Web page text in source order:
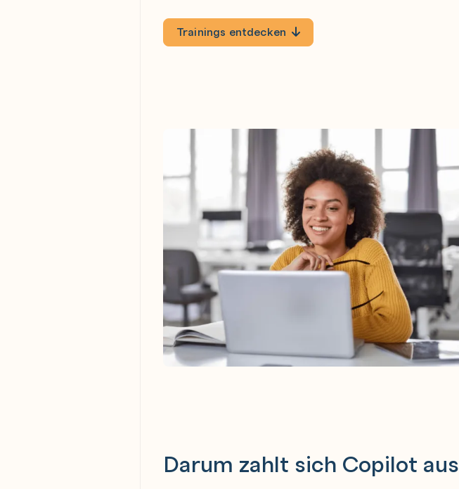
Trainings entdecken
Darum zahlt sich Copilot aus